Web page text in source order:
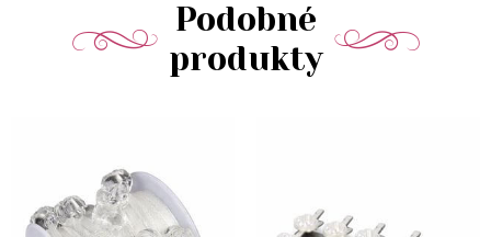
Podobné
produkty